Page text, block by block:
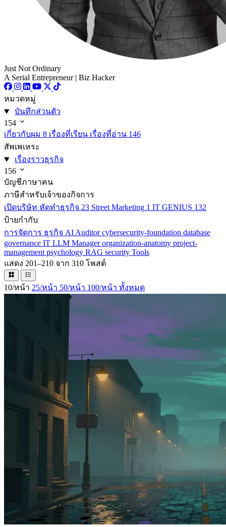
Just Not Ordinary
A Serial Entrepreneur | Biz Hacker
หมวดหมู่
บันทึกส่วนตัว
154
เกี่ยวกับผม 8 เรื่องที่เรียน เรื่องที่อ่าน 146
สัพเพเหระ
เรื่องราวธุรกิจ
156
บัญชีภาษาคน
ภาษีสำหรับเจ้าของกิจการ
เปิดบริษัท หัดทำธุรกิจ 23 Street Marketing 1 IT GENIUS 132
ป้ายกำกับ
การจัดการ ธุรกิจ AI Auditorcybersecurity-foundation database
governance IT LLM Managerorganization-anatomy project-
management psychology RAG security Tools
แสดง 201–210 จาก 310 โพสต์
10/หน้า 25/หน้า 50/หน้า 100/หน้า ทั้งหมด